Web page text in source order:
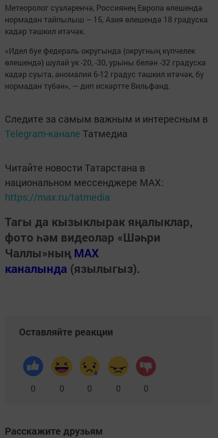
Метеоролог сүзләренчә, Россиянең Европа өлешендә
нормадан тайпылыш – 15, Азия өлешендә 18 градуска
кадәр тәшкил итәчәк.
«Идел буе федераль округында (округның күпчелек
өлешендә) шулай ук -20, -30, урыны белән -32 градуска
кадәр суыта, аномалия 6-12 градус тәшкил итәчәк, бу
нормадан түбән», — дип искәртте Вильфанд.
Следите за самым важным и интересным в
Telegram-канале Татмедиа
Читайте новости Татарстана в
национальном мессенджере MАХ:
https://max.ru/tatmedia
Тагы да кызыклырак яңалыклар,
фото һәм видеолар «Шәһри
Чаллы»ның MAX
каналында (язылыгыз).
Оставляйте реакции
0 0 0 0 0
Расскажите друзьям